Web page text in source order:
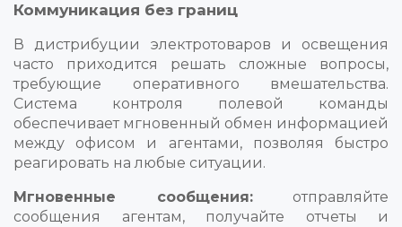
Коммуникация без границ
В дистрибуции электротоваров и освещения
часто приходится решать сложные вопросы,
требующие оперативного вмешательства.
Система контроля полевой команды
обеспечивает мгновенный обмен информацией
между офисом и агентами, позволяя быстро
реагировать на любые ситуации.
Мгновенные сообщения:отправляйте
сообщения агентам, получайте отчеты и